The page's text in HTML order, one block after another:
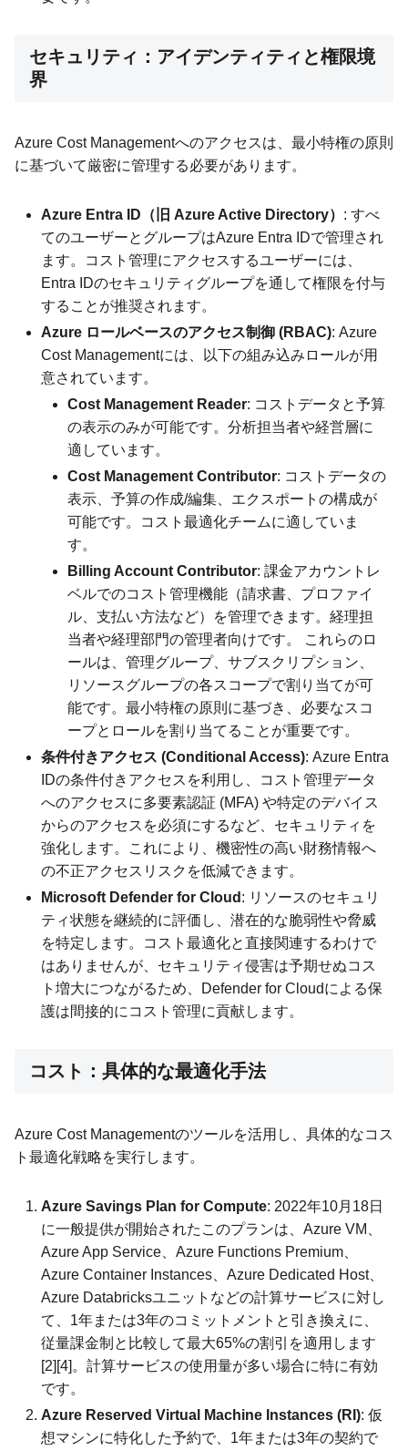
セキュリティ：アイデンティティと権限境
界
Azure Cost Managementへのアクセスは、最小特権の原則
に基づいて厳密に管理する必要があります。
Azure Entra ID（旧 Azure Active Directory） : すべ
てのユーザーとグループはAzure Entra IDで管理され
ます。コスト管理にアクセスするユーザーには、
Entra IDのセキュリティグループを通して権限を付与
することが推奨されます。
Azure ロールベースのアクセス制御 (RBAC): Azure
Cost Managementには、以下の組み込みロールが用
意されています。
Cost Management Reader: コストデータと予算
の表示のみが可能です。分析担当者や経営層に
適しています。
Cost Management Contributor: コストデータの
表示、予算の作成/編集、エクスポートの構成が
可能です。コスト最適化チームに適していま
す。
Billing Account Contributor: 課金アカウントレ
ベルでのコスト管理機能（請求書、プロファイ
ル、支払い方法など）を管理できます。経理担
当者や経理部門の管理者向けです。 これらのロ
ールは、管理グループ、サブスクリプション、
リソースグループの各スコープで割り当てが可
能です。最小特権の原則に基づき、必要なスコ
ープとロールを割り当てることが重要です。
条件付きアクセス (Conditional Access): Azure Entra
IDの条件付きアクセスを利用し、コスト管理データ
へのアクセスに多要素認証 (MFA) や特定のデバイス
からのアクセスを必須にするなど、セキュリティを
強化します。これにより、機密性の高い財務情報へ
の不正アクセスリスクを低減できます。
Microsoft Defender for Cloud : リソースのセキュリ
ティ状態を継続的に評価し、潜在的な脆弱性や脅威
を特定します。コスト最適化と直接関連するわけで
はありませんが、セキュリティ侵害は予期せぬコス
ト増大につながるため、Defender for Cloudによる保
護は間接的にコスト管理に貢献します。
コスト：具体的な最適化手法
Azure Cost Managementのツールを活用し、具体的なコス
ト最適化戦略を実行します。
Azure Savings Plan for Compute: 2022年10月18日
に一般提供が開始されたこのプランは、Azure VM、
Azure App Service、Azure Functions Premium、
Azure Container Instances、Azure Dedicated Host、
Azure Databricksユニットなどの計算サービスに対し
て、1年または3年のコミットメントと引き換えに、
従量課金制と比較して最大65%の割引を適用します
[2][4]。計算サービスの使用量が多い場合に特に有効
です。
Azure Reserved Virtual Machine Instances (RI): 仮
想マシンに特化した予約で、1年または3年の契約で